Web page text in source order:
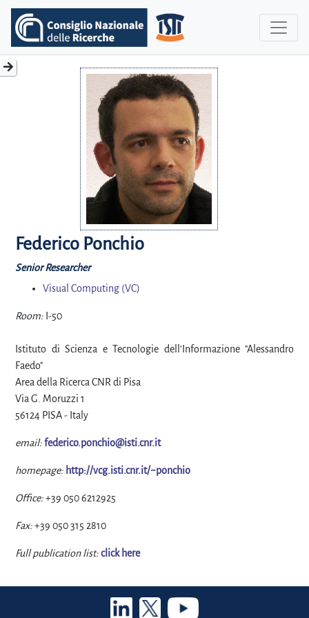
Federico Ponchio
Senior Researcher
Visual Computing (VC)
Room: I-50
Istituto di Scienza e Tecnologie dell'Informazione "Alessandro
Faedo"
Area della Ricerca CNR di Pisa
Via G. Moruzzi 1
56124 PISA - Italy
email:federico.ponchio@isti.cnr.it
homepage: http://vcg.isti.cnr.it/~ponchio
Office:+39 050 6212925
Fax:+39 050 315 2810
Full publication list:click here